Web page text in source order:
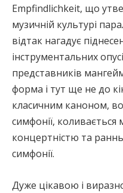
Empfindlichkeit, що
музичній культурі
відтак нагадує
інструментальних
представників
форма і тут ще не до
класичним каноном,
симфонії,
концертністю та
симфонії.
Дуже цікавою і